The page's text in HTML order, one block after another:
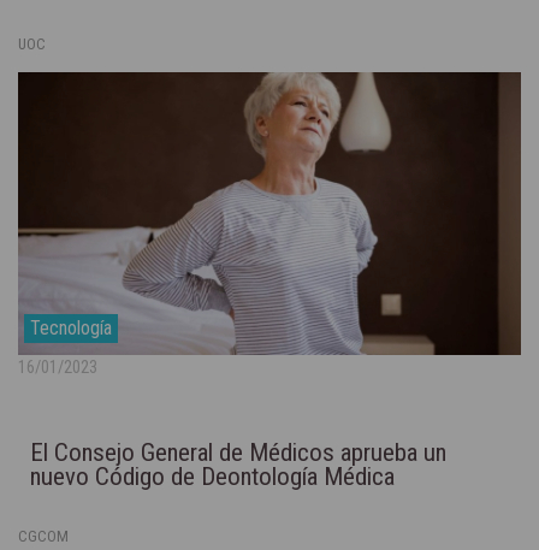
UOC
Tecnología
16/01/2023
El Consejo General de Médicos aprueba un
nuevo Código de Deontología Médica
CGCOM